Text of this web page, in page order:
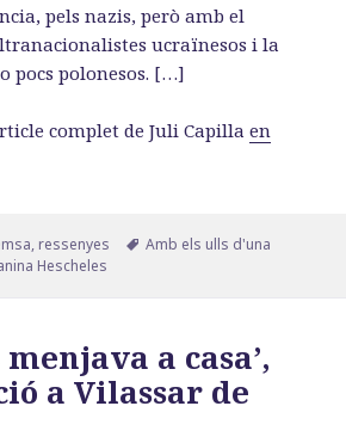
pels nazis, però amb el
ucraïnesos i la
pocs polonesos. […]
complet de Juli Capillaen
, ressenyes Etiquetes
Amb els ulls d'una
Hescheles
menjava a casa’,
a Vilassar de